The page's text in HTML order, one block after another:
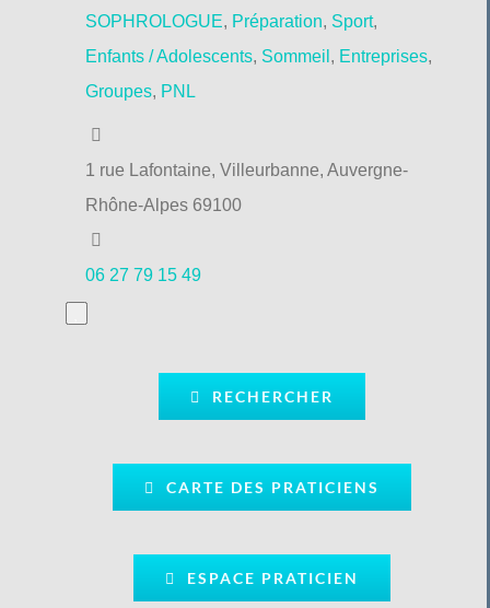
SOPHROLOGUE, Préparation, Sport,
Enfants / Adolescents, Sommeil, Entreprises,
Groupes, PNL
1 rue Lafontaine, Villeurbanne, Auvergne-
Rhône-Alpes 69100
06 27 79 15 49
RECHERCHER
CARTE DES PRATICIENS
ESPACE PRATICIEN